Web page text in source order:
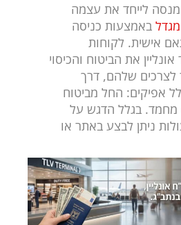
לייחד את עצמה
באמצעות כניסה
אישית. לקוחות
את הביטוח והכיסוי
לצרכים שלהם, דרך
אפיקים: החל מביטוח
מחמד. בגלל הדגש על
ניתן לבצע באתר או